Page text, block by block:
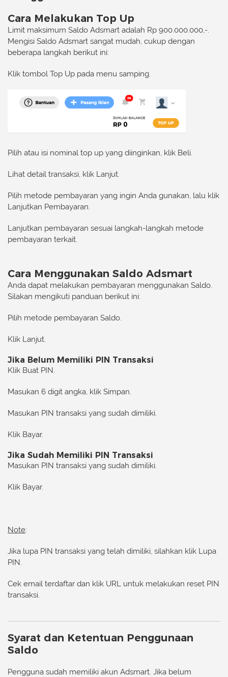
Cara Melakukan Top Up
Limit maksimum Saldo Adsmart adalah Rp 900.000.000,-.
Mengisi Saldo Adsmart sangat mudah, cukup dengan
beberapa langkah berikut ini:
Klik tombol Top Up pada menu samping.
Pilih atau isi nominal top up yang diinginkan, klik Beli.
Lihat detail transaksi, klik Lanjut.
Pilih metode pembayaran yang ingin Anda gunakan, lalu klik
Lanjutkan Pembayaran.
Lanjutkan pembayaran sesuai langkah-langkah metode
pembayaran terkait.
Cara Menggunakan Saldo Adsmart
Anda dapat melakukan pembayaran menggunakan Saldo.
Silakan mengikuti panduan berikut ini:
Pilih metode pembayaran Saldo.
Klik Lanjut.
Jika Belum Memiliki PIN Transaksi
Klik Buat PIN.
Masukan 6 digit angka, klik Simpan.
Masukan PIN transaksi yang sudah dimiliki.
Klik Bayar.
Jika Sudah Memiliki PIN Transaksi
Masukan PIN transaksi yang sudah dimiliki.
Klik Bayar.
Note:
Jika lupa PIN transaksi yang telah dimiliki, silahkan klik Lupa
PIN.
Cek email terdaftar dan klik URL untuk melakukan reset PIN
transaksi.
Syarat dan Ketentuan Penggunaan
Saldo
Pengguna sudah memiliki akun Adsmart. Jika belum